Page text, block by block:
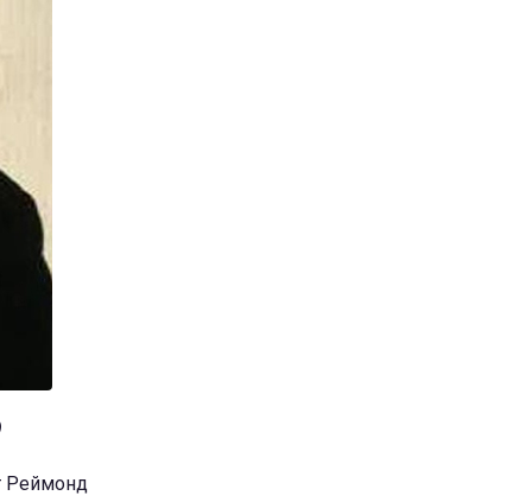
Реймонд